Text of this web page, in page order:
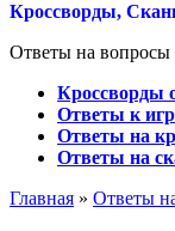
Кроссворды,
Ответы на вопросы
Кроссворды
Ответы к
Ответы на
Ответы на
Главная » Ответы